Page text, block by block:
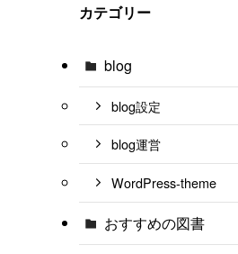
カテゴリー
blog
blog設定
blog運営
WordPress-theme
おすすめの図書